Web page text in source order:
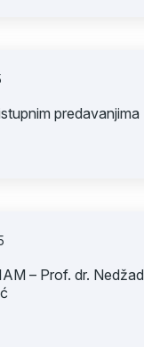
predavanjima
– Prof. dr. Nedžad